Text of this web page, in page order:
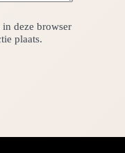
deze browser
plaats.